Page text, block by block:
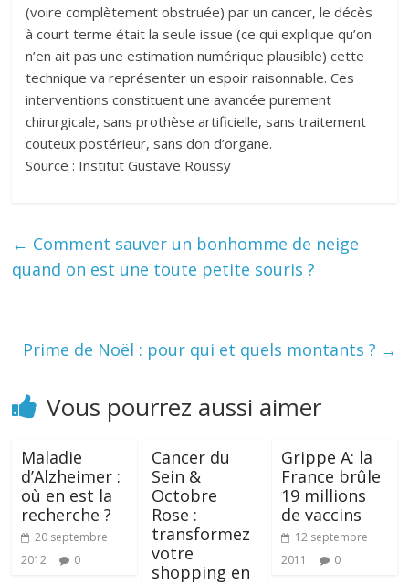
(voire complètement obstruée) par un cancer, le décès
à court terme était la seule issue (ce qui explique qu’on
n’en ait pas une estimation numérique plausible) cette
technique va représenter un espoir raisonnable. Ces
interventions constituent une avancée purement
chirurgicale, sans prothèse artificielle, sans traitement
couteux postérieur, sans don d’organe.
Source : Institut Gustave Roussy
← Comment sauver un bonhomme de neige
quand on est une toute petite souris ?
Prime de Noël : pour qui et quels montants ? →
Vous pourrez aussi aimer
Maladie
d’Alzheimer :
où en est la
recherche ?
20 septembre
2012
0
Cancer du
Sein &
Octobre
Rose :
transformez
votre
shopping en
Grippe A: la
France brûle
19 millions
de vaccins
12 septembre
2011
0